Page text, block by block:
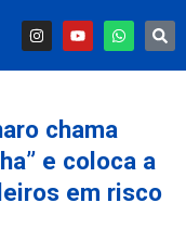
chama
e coloca a
em risco